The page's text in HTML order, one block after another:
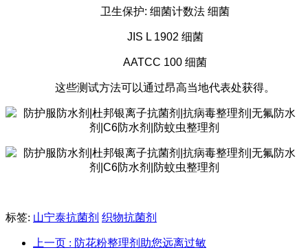
卫生保护: 细菌计数法 细菌
JIS L 1902 细菌
AATCC 100 细菌
这些测试方法可以通过昂高当地代表处获得。
标签: 山宁泰抗菌剂 织物抗菌剂
上一页 : 防花粉整理剂助您远离过敏